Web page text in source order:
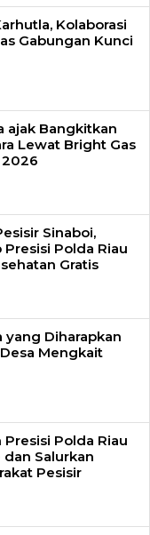
Kolaborasi
Gabungan Kunci
ajak Bangkitkan
Lewat Bright Gas
Sinaboi,
Polda Riau
Gratis
yang Diharapkan
Mengkait
Polda Riau
Salurkan
Pesisir